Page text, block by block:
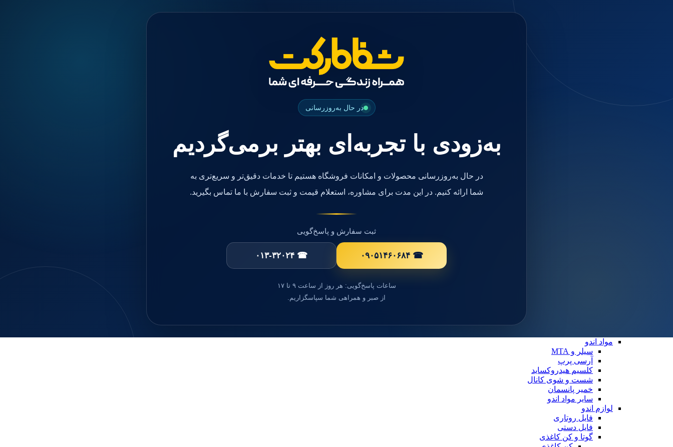
در حال به‌روزرسانی
به‌زودی با تجربه‌ای بهتر برمی‌گردیم
در حال به‌روزرسانی محصولات و امکانات فروشگاه هستیم تا خدمات دقیق‌تر و سریع‌تری به
شما ارائه کنیم. در این مدت برای مشاوره، استعلام قیمت و ثبت سفارش با ما تماس بگیرید.
ثبت سفارش و پاسخ‌گویی
☎ ۰۹۰۵۱۴۶۰۶۸۴ ☎ ۰۱۳-۳۲۰۲۴
ساعات پاسخ‌گویی: هر روز از ساعت ۹ تا ۱۷
از صبر و همراهی شما سپاسگزاریم.
کاپ و مولت پرداخت
مواد اندو
سیلر و MTA
آرسی پرپ
کلسیم هیدروکساید
شست و شوی کانال
خمیر پانسمان
سایر مواد اندو
لوازم اندو
فایل روتاری
فایل دستی
گوتا و کن کاغذی